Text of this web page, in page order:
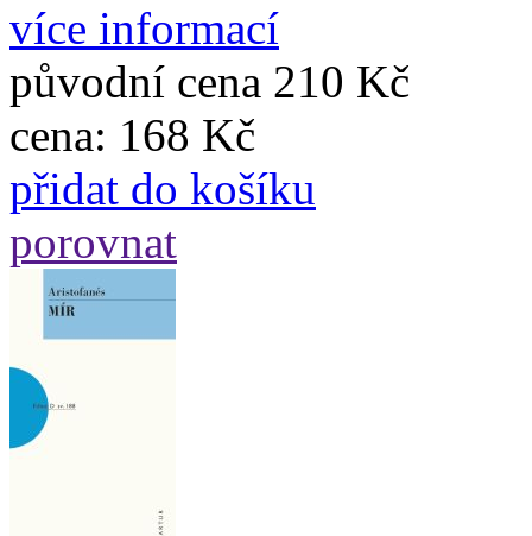
více informací
původní cena 210 Kč
cena: 168 Kč
přidat do košíku
porovnat